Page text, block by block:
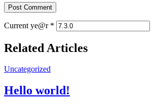
Current ye@r *
Related Articles
Uncategorized
Hello world!